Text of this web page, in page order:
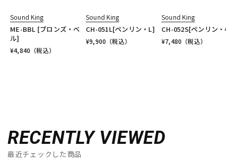
Sound King
ME-BBL [ブロンズ・ベ
ル]
¥4,840 （税込）
Sound King
CH-051L[ペンリン・L]
¥9,900 （税込）
Sound King
CH-052S[ペンリン
¥7,480 （税込）
RECENTLY VIEWED
最近チェックした商品